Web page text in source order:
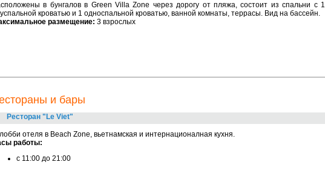
в бунгалов в Green Villa Zone через дорогу от пляжа, состоит из спальни с 1
кроватью и 1 односпальной кроватью, ванной комнаты, террасы. Вид на бассейн.
размещение: 3 взрослых
и бары
Ресторан "Le Viet"
отеля в Beach Zone, вьетнамская и интернационалная кухня.
работы:
с 11:00 до 21:00